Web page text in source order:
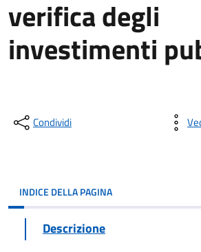
verifica degli
investimenti
Condividi
INDICE DELLA PAGINA
Descrizione